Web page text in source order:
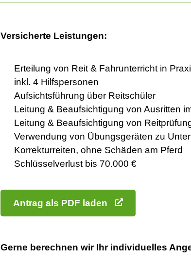
Versicherte Leistungen:
Erteilung von Reit & Fahrunterricht in
inkl. 4 Hilfspersonen
Aufsichtsführung über Reitschüler
Leitung & Beaufsichtigung von Ausritten
Leitung & Beaufsichtigung von
Verwendung von Übungsgeräten zu
Korrekturreiten, ohne Schäden am Pferd
Schlüsselverlust bis 70.000 €
Antrag als PDF laden
Gerne berechnen wir Ihr individuelles